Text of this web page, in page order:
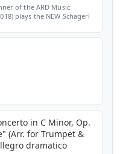
of the ARD Music
plays the NEW Schagerl
in C Minor, Op.
(Arr. for Trumpet &
dramatico